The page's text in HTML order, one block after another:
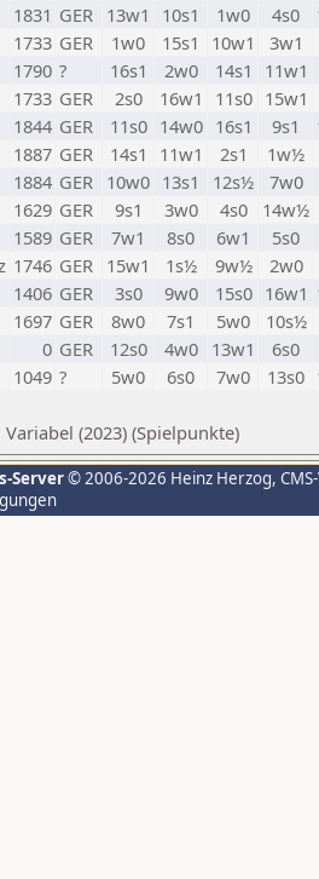
1831 GER 13w1 10s1 1w0 4s0
1733 GER 1w0 15s1 10w1
3w1
1790 ? 16s1 2w0 14s1
11w1
1733 GER 2s0 16w1 11s0 15w1
1844 GER 11s0 14w0 16s1 9s1
1887 GER 14s1 11w1 2s1
1w½
1884 GER 10w0 13s1 12s½
7w0
1629 GER 9s1 3w0 4s0
14w½
1589 GER 7w1 8s0 6w1
5s0
1746 GER 15w1 1s½ 9w½
2w0
1406 GER 3s0 9w0 15s0 16w1
1697 GER 8w0 7s1 5w0
10s½
0 GER 12s0 4w0 13w1
6s0
1049 ? 5w0 6s0 7w0 13s0
(2023) (Spielpunkte)
Server© 2006-2026 Heinz Herzog,